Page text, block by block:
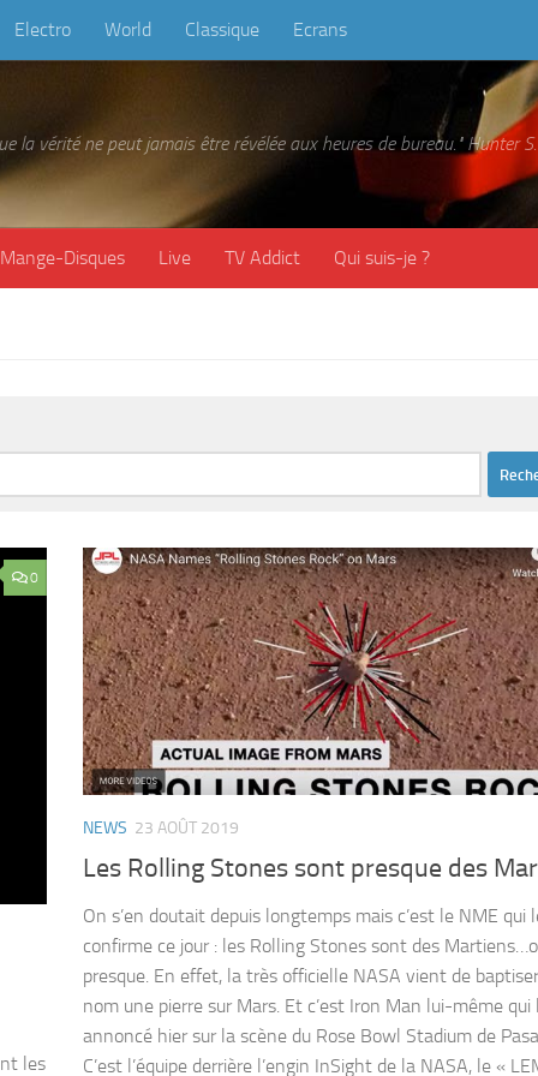
Electro World Classique Ecrans
la vérité ne peut jamais être révélée aux heures de bureau." Hunter
Mange-Disques Live TV Addict Qui suis-je ?
0
les
NEWS 23 AOÛT 2019
Les Rolling Stones sont presque des
On s’en doutait depuis longtemps mais c’est le NME qui
confirme ce jour : les Rolling Stones sont des
presque. En effet, la très officielle NASA vient de
nom une pierre sur Mars. Et c’est Iron Man lui-même qui
annoncé hier sur la scène du Rose Bowl Stadium de
C’est l’équipe derrière l’engin InSight de la NASA, le «